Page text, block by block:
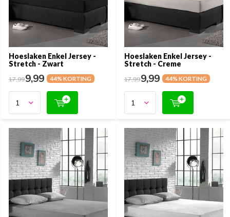
Hoeslaken Enkel Jersey -
Stretch - Zwart
17,999,99 44% KORTING
Hoeslaken Enkel Jersey -
Stretch - Creme
17,999,99 44% KORTING